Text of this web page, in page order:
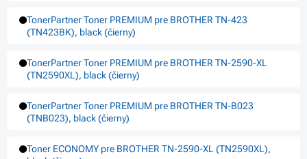
TonerPartner Toner PREMIUM pre BROTHER TN-423
(TN423BK), black (čierny)
TonerPartner Toner PREMIUM pre BROTHER TN-2590-XL
(TN2590XL), black (čierny)
TonerPartner Toner PREMIUM pre BROTHER TN-B023
(TNB023), black (čierny)
Toner ECONOMY pre BROTHER TN-2590-XL (TN2590XL),